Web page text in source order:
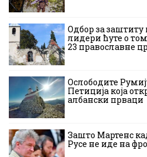
Одбор за
лидери ћуте о
23 православне
Ослободите
Петиција која
албански прваци
Зашто Мартенс
Русе не иде на